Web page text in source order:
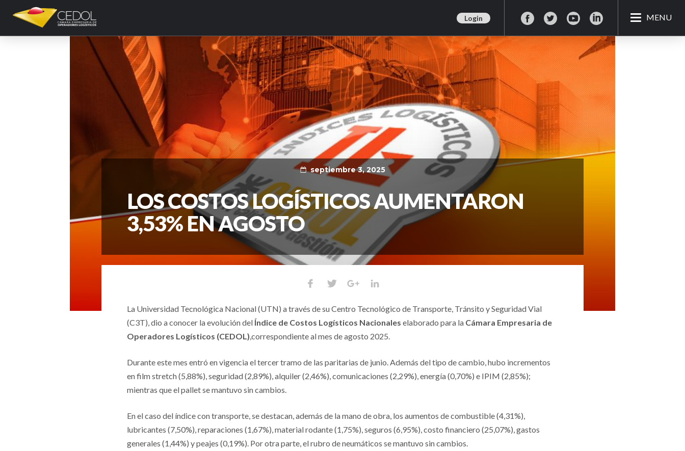
Login MENU
septiembre 3, 2025
LOS COSTOS LOGÍSTICOS AUMENTARON
3,53% EN AGOSTO
La Universidad Tecnológica Nacional (UTN) a través de su Centro Tecnológico de Transporte, Tránsito y Seguridad Vial
(C3T), dio a conocer la evolución del Índice de Costos Logísticos Nacionales elaborado para la Cámara Empresaria de
Operadores Logísticos (CEDOL),correspondiente al mes de agosto 2025.
Durante este mes entró en vigencia el tercer tramo de las paritarias de junio. Además del tipo de cambio, hubo incrementos
en film stretch (5,88%), seguridad (2,89%), alquiler (2,46%), comunicaciones (2,29%), energía (0,70%) e IPIM (2,85%);
mientras que el pallet se mantuvo sin cambios.
En el caso del índice con transporte, se destacan, además de la mano de obra, los aumentos de combustible (4,31%),
lubricantes (7,50%), reparaciones (1,67%), material rodante (1,75%), seguros (6,95%), costo financiero (25,07%), gastos
generales (1,44%) y peajes (0,19%). Por otra parte, el rubro de neumáticos se mantuvo sin cambios.